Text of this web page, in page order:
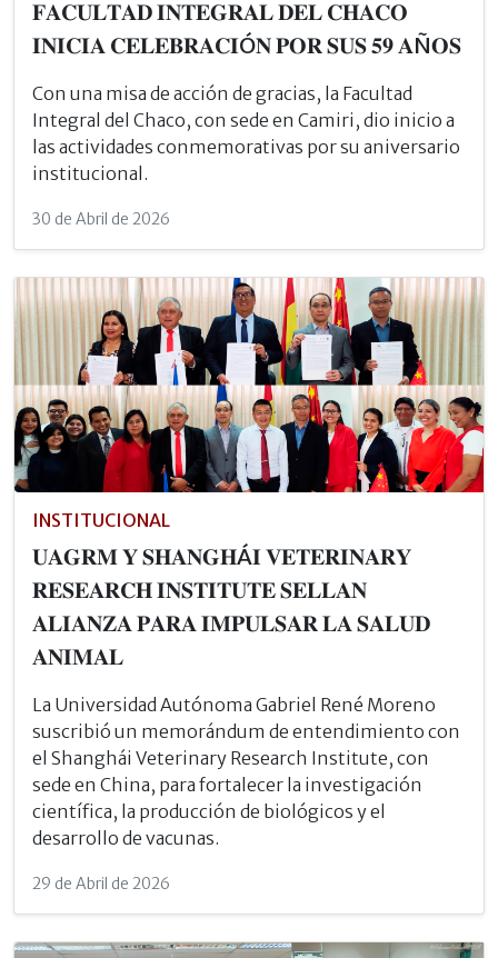
𝐅𝐀𝐂𝐔𝐋𝐓𝐀𝐃 𝐈𝐍𝐓𝐄𝐆𝐑𝐀𝐋 𝐃𝐄𝐋 𝐂𝐇𝐀𝐂𝐎
𝐈𝐍𝐈𝐂𝐈𝐀 𝐂𝐄𝐋𝐄𝐁𝐑𝐀𝐂𝐈Ó𝐍 𝐏𝐎𝐑 𝐒𝐔𝐒 𝟓𝟗 𝐀Ñ𝐎𝐒
Con una misa de acción de gracias, la Facultad
Integral del Chaco, con sede en Camiri, dio inicio a
las actividades conmemorativas por su aniversario
institucional.
30 de Abril de 2026
INSTITUCIONAL
𝐔𝐀𝐆𝐑𝐌 𝐘 𝐒𝐇𝐀𝐍𝐆𝐇Á𝐈 𝐕𝐄𝐓𝐄𝐑𝐈𝐍𝐀𝐑𝐘
𝐑𝐄𝐒𝐄𝐀𝐑𝐂𝐇 𝐈𝐍𝐒𝐓𝐈𝐓𝐔𝐓𝐄 𝐒𝐄𝐋𝐋𝐀𝐍
𝐀𝐋𝐈𝐀𝐍𝐙𝐀 𝐏𝐀𝐑𝐀 𝐈𝐌𝐏𝐔𝐋𝐒𝐀𝐑 𝐋𝐀 𝐒𝐀𝐋𝐔𝐃
𝐀𝐍𝐈𝐌𝐀𝐋
La Universidad Autónoma Gabriel René Moreno
suscribió un memorándum de entendimiento con
el Shanghái Veterinary Research Institute, con
sede en China, para fortalecer la investigación
científica, la producción de biológicos y el
desarrollo de vacunas.
29 de Abril de 2026